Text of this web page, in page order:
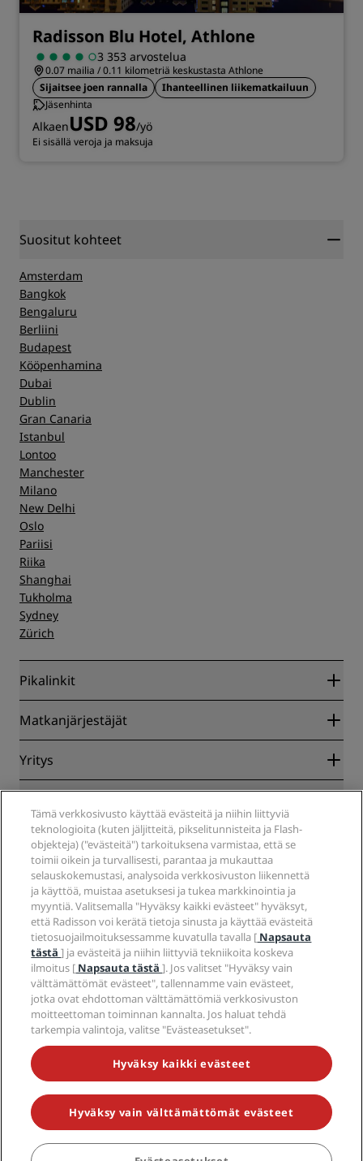
Radisson Blu Hotel, Athlone
3 353 arvostelua
0.07 mailia / 0.11 kilometriä keskustasta Athlone
Sijaitsee joen rannalla
Ihanteellinen liikematkailuun
Jäsenhinta
AlkaenUSD 98/yö
Ei sisällä veroja ja maksuja
Suositut kohteet
Amsterdam
Bangkok
Bengaluru
Berliini
Budapest
Kööpenhamina
Dubai
Dublin
Gran Canaria
Istanbul
Lontoo
Manchester
Milano
New Delhi
Oslo
Pariisi
Riika
Shanghai
Tukholma
Sydney
Zürich
Pikalinkit
Radisson Rewards
Blog
Kohteet
Tulevat hotellit
Radisson Hotels -sovellus
Sports Approved -hotellit
Perheystävälliset hotellit
Terveys ja turvallisuus
Matkanjärjestäjät
Yhteistyökumppanit
Yritys
Radisson Hotel Group
Media
Työpaikat RHG
Työpaikat PPHE
Työpaikat EHL
The Club by RHG
Kehitysmahdollisuudet
Vastuullinen liiketoiminta
Hankinta
Tietosuojakeskus
Oikeudellinen huomautus
Radisson Rewards -ehdot
Sivuston käyttösopimus
Digitaalinen saavutettavuus
Nykyajan orjuutta koskeva lausunto
Ohje
Kuluttajailmoitukset
Ota yhteyttä
Usein kysytyt kysymykset
Sivustokartta
Sosiaalinen media
Radisson Hotels -brändit
ÄLÄ JÄÄ PAITSI PARHAISTA TARJOUKSISTAMME
© 2026 Radisson Hotel Group.Kaikki oikeudet pidätetään. RHG
Radisson Hotel Group, Radisson, Radisson RED, Radisson Blu, Radisson
Collection, Radisson Individuals, Park Plaza, Park Inn, Country Inn &
Suites, Prize by Radisson, Radisson Rewards ja Radisson Meetings ovat
Tämä verkkosivusto käyttää evästeitä ja niihin liittyviä
teknologioita (kuten jäljitteitä, pikselitunnisteita ja Flash-
objekteja) ("evästeitä") tarkoituksena varmistaa, että se
toimii oikein ja turvallisesti, parantaa ja mukauttaa
selauskokemustasi, analysoida verkkosivuston liikennettä
ja käyttöä, muistaa asetuksesi ja tukea markkinointia ja
myyntiä. Valitsemalla "Hyväksy kaikki evästeet" hyväksyt,
että Radisson voi kerätä tietoja sinusta ja käyttää evästeitä
tietosuojailmoituksessamme kuvatulla tavalla [ Napsauta
tästä] ja evästeitä ja niihin liittyviä tekniikoita koskeva
ilmoitus [ Napsauta tästä]. Jos valitset "Hyväksy vain
välttämättömät evästeet", tallennamme vain evästeet,
jotka ovat ehdottoman välttämättömiä verkkosivuston
moitteettoman toiminnan kannalta. Jos haluat tehdä
tarkempia valintoja, valitse "Evästeasetukset".
Hyväksy kaikki evästeet
Hyväksy vain välttämättömät evästeet